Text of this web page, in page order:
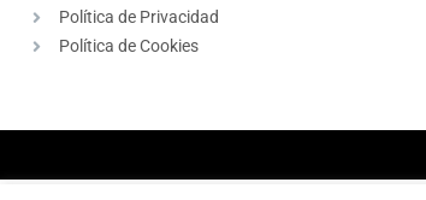
Política de Privacidad
Política de Cookies